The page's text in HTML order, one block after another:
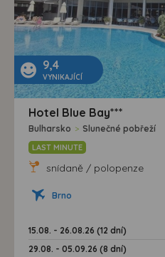
9,4
VYNIKAJÍCÍ
Hotel Blue Bay***
Bulharsko > Slunečné pobřeží
LAST MINUTE
snídaně / polopenze
Brno
15.08. - 26.08.26 (12 dní)
29.08. - 05.09.26 (8 dní)